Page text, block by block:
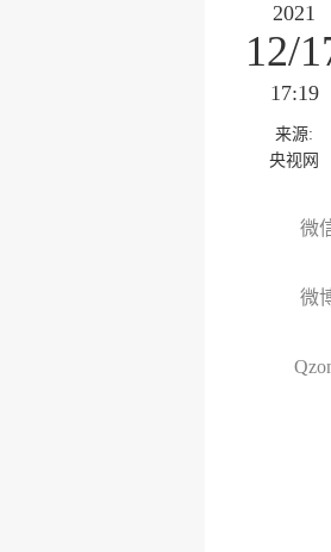
2021
12/
17:19
来源:
央视网
微
微